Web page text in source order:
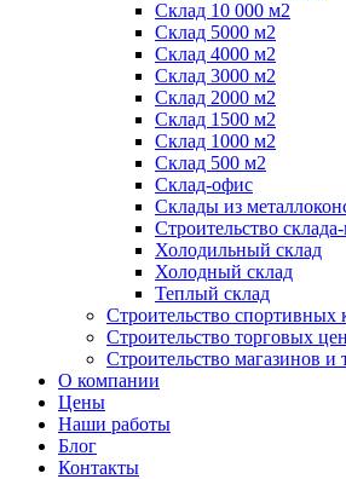
Склад 10 000 м2
Склад 5000 м2
Склад 4000 м2
Склад 3000 м2
Склад 2000 м2
Склад 1500 м2
Склад 1000 м2
Склад 500 м2
Склад-офис
Склады из
Строительство
Холодильный склад
Холодный склад
Теплый склад
Строительство спортивных
Строительство торговых
Строительство магазинов и
О компании
Цены
Наши работы
Блог
Контакты